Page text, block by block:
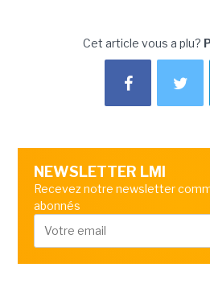
Cet article vous a plu?
NEWSLETTER LMI
Recevez notre newsletter
abonnés